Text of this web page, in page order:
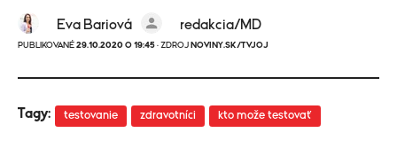
Eva Bariová redakcia/MD
PUBLIKOVANÉ 29.10.2020 O 19:45 · ZDROJ NOVINY.SK/TVJOJ
Tagy: testovanie zdravotníci kto može testovať